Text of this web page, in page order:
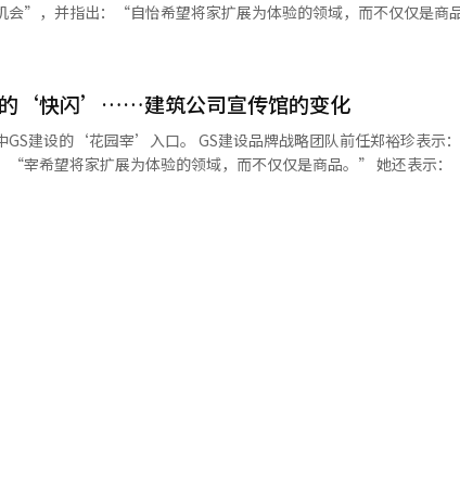
，韩国市场正成为越来越多中国品牌提升国际影响力和品牌信誉
步伐不断加快，未来将有更多企业借助韩国大型零售渠道拓展海外市
为为消费者创造良好的产品体验与社交意境，快闪店成为品牌与消
思路和方法。 近年来，快闪店营销异军突起，成为各大
快闪店的浪潮之中。 今年上半年，开设NewJeans“How
Circle”、ATEEZ "ANITEEZ IN ICE CITY"等运用K-POP
造一方新天地。 电视剧IP创意快闪店也吸引大量剧粉打
开播起热度水涨船高，一路高歌猛进，成为话题聚焦宠儿。上月
的现场布置成功出圈，如高度还原“龙斗里超市”等剧内经典场景
”，并指出：“自怡希望将家扩展为体验的领域，而不仅仅是商品。”
像是父母那一代的专属，而建筑公司也希望运营一些年轻一代愿意
报道经人工智能（AI）系统翻译与编辑。
‘快闪’……建筑公司宣传馆的变化
建设品牌战略团队前任郑裕珍表示：“希望这
家扩展为体验的领域，而不仅仅是商品。” 她还表示：“过去建筑
属物品的感觉，而建筑公司也希望运营能够让年轻一代在社交媒体